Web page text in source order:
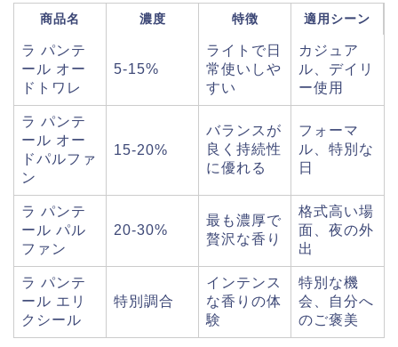
商品名 濃度 特徴 適用シーン
ラ パンテ
ール オー
ドトワレ
5-15%
ライトで日
常使いしや
すい
カジュア
ル、デイリ
ー使用
ラ パンテ
ール オー
ドパルファ
ン
15-20%
バランスが
良く持続性
に優れる
フォーマ
ル、特別な
日
ラ パンテ
ール パル
ファン
20-30%
最も濃厚で
贅沢な香り
格式高い場
面、夜の外
出
ラ パンテ
ール エリ
クシール
特別調合
インテンス
な香りの体
験
特別な機
会、自分へ
のご褒美